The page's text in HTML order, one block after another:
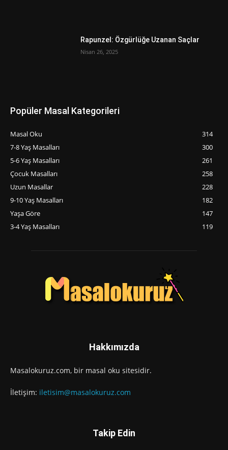
Rapunzel: Özgürlüğe Uzanan Saçlar
Nisan 26, 2025
Popüler Masal Kategorileri
Masal Oku
314
7-8 Yaş Masalları
300
5-6 Yaş Masalları
261
‍Çocuk Masalları
258
Uzun Masallar
228
9-10 Yaş Masalları
182
Yaşa Göre
147
3-4 Yaş Masalları
119
Hakkımızda
Masalokuruz.com, bir masal oku sitesidir.
İletişim: iletisim@masalokuruz.com
Takip Edin